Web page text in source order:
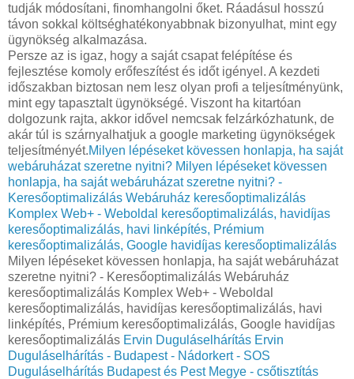
tudják módosítani, finomhangolni őket. Ráadásul hosszú
távon sokkal költséghatékonyabbnak bizonyulhat, mint egy
ügynökség alkalmazása.
Persze az is igaz, hogy a saját csapat felépítése és
fejlesztése komoly erőfeszítést és időt igényel. A kezdeti
időszakban biztosan nem lesz olyan profi a teljesítményünk,
mint egy tapasztalt ügynökségé. Viszont ha kitartóan
dolgozunk rajta, akkor idővel nemcsak felzárkózhatunk, de
akár túl is szárnyalhatjuk a google marketing ügynökségek
teljesítményét.Milyen lépéseket kövessen honlapja, ha saját
webáruházat szeretne nyitni? Milyen lépéseket kövessen
honlapja, ha saját webáruházat szeretne nyitni? -
Keresőoptimalizálás Webáruház keresőoptimalizálás
Komplex Web+ - Weboldal keresőoptimalizálás, havidíjas
keresőoptimalizálás, havi linképítés, Prémium
keresőoptimalizálás, Google havidíjas keresőoptimalizálás
Milyen lépéseket kövessen honlapja, ha saját webáruházat
szeretne nyitni? - Keresőoptimalizálás Webáruház
keresőoptimalizálás Komplex Web+ - Weboldal
keresőoptimalizálás, havidíjas keresőoptimalizálás, havi
linképítés, Prémium keresőoptimalizálás, Google havidíjas
keresőoptimalizálás Ervin Duguláselhárítás Ervin
Duguláselhárítás - Budapest - Nádorkert - SOS
Duguláselhárítás Budapest és Pest Megye - csőtisztítás